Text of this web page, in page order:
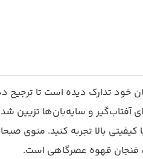
خود تدارک دیده است تا
و سایه‌بان‌ها تزیین
کیفیتی بالا تجربه کنید.
فنجان قهوه عصرگاهی است.